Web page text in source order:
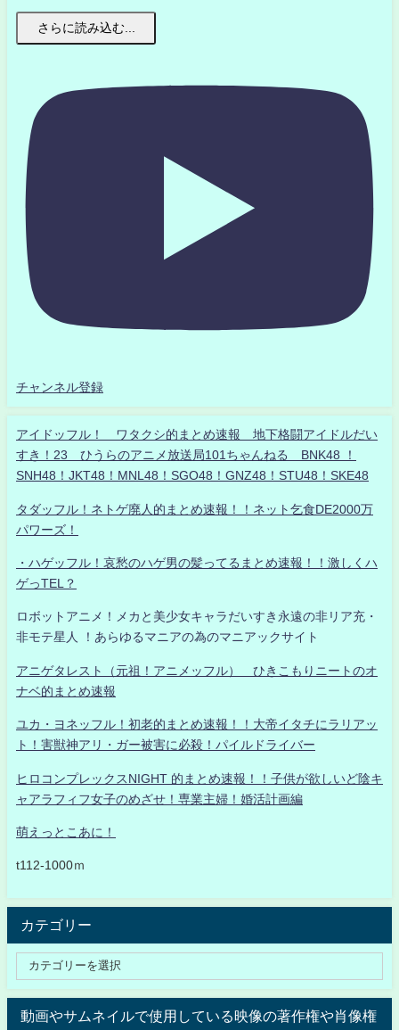
さらに読み込む...
チャンネル登録
アイドッフル！ ワタクシ的まとめ速報 地下格闘アイドルだい
すき！23 ひうらのアニメ放送局101ちゃんねる BNK48 ！
SNH48！JKT48！MNL48！SGO48！GNZ48！STU48！SKE48
タダッフル！ネトゲ廃人的まとめ速報！！ネット乞食DE2000万
パワーズ！
・ハゲッフル！哀愁のハゲ男の髪ってるまとめ速報！！激しくハ
ゲっTEL？
ロボットアニメ！メカと美少女キャラだいすき永遠の非リア充・
非モテ星人 ！あらゆるマニアの為のマニアックサイト
アニゲタレスト（元祖！アニメッフル） ひきこもりニートのオ
ナベ的まとめ速報
ユカ・ヨネッフル！初老的まとめ速報！！大帝イタチにラリアッ
ト！害獣神アリ・ガー被害に必殺！パイルドライバー
ヒロコンプレックスNIGHT 的まとめ速報！！子供が欲しいど陰キ
ャアラフィフ女子のめざせ！専業主婦！婚活計画編
萌えっとこあに！
t112-1000ｍ
カテゴリー
動画やサムネイルで使用している映像の著作権や肖像権